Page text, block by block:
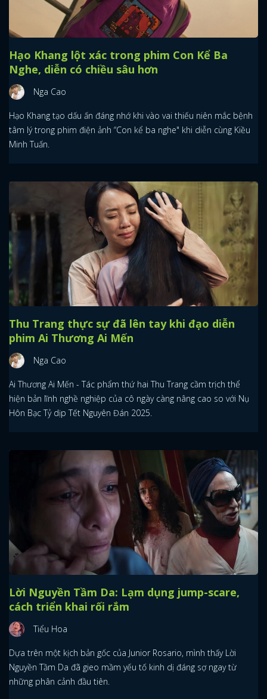
Hạo Khang lột xác trong phim Con Kể Ba
Nghe, diễn có chiều sâu hơn
Nga Cao
Hạo Khang tạo dấu ấn đáng nhớ khi vào vai thiếu niên mắc bệnh
tâm lý trong phim điện ảnh “Con kể ba nghe" khi diễn cùng Kiều
Minh Tuấn.
Thu Trang thực sự đã lên tay khi đạo diễn
phim Ai Thương Ai Mến
Nga Cao
Ai Thương Ai Mến - Tác phẩm thứ hai Thu Trang cầm trịch thể
hiện bản lĩnh nghề nghiệp của cô ngày càng nâng cao so với Nụ
Hôn Bạc Tỷ dịp Tết Nguyên Đán 2025.
Lời Nguyền Tầm Da: Lạm dụng jump-scare,
cách triển khai rối rắm
Tiểu Hoa
Dựa trên một kịch bản gốc của Junior Rosario, mình thấy Lời
Nguyền Tầm Da đã gieo mầm yếu tố kinh dị đáng sợ ngay từ
những phân cảnh đầu tiên.